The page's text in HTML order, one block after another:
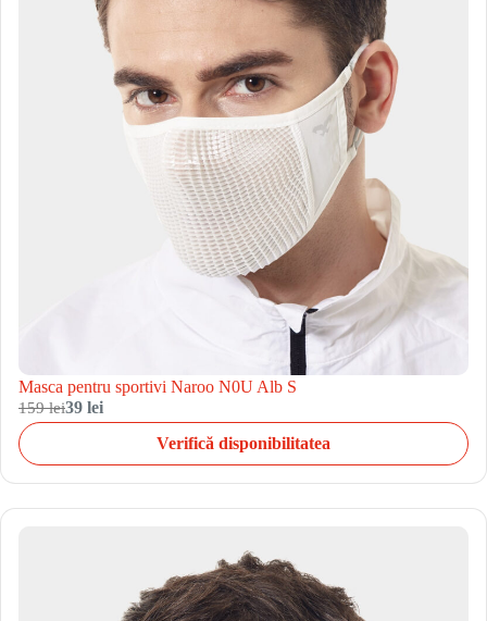
Masca pentru sportivi Naroo N0U Alb S
159 lei39 lei
Verifică disponibilitatea